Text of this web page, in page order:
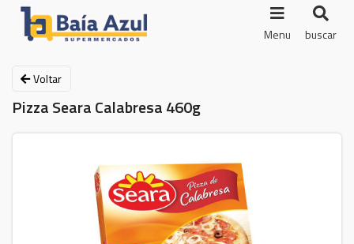
Menu buscar
Voltar
Pizza Seara Calabresa 460g